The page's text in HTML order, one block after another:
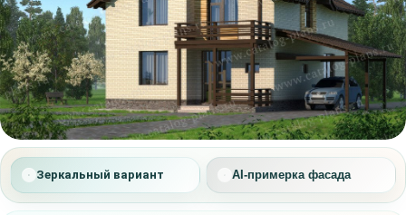
Зеркальный вариант AI-примерка фасада